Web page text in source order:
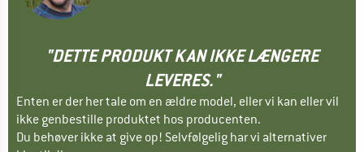
"DETTE PRODUKT KAN IKKE LÆNGERE
LEVERES."
Enten er der her tale om en ældre model, eller vi kan eller vil
ikke genbestille produktet hos producenten.
Du behøver ikke at give op! Selvfølgelig har vi alternativer